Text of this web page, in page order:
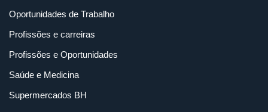
Oportunidades de Trabalho
Profissões e carreiras
Profissões e Oportunidades
Saúde e Medicina
Supermercados BH